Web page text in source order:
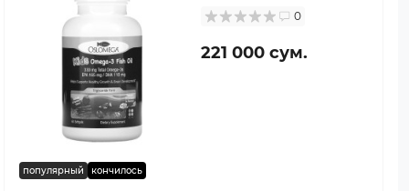
популярный кончилось
0
221 000 сум.